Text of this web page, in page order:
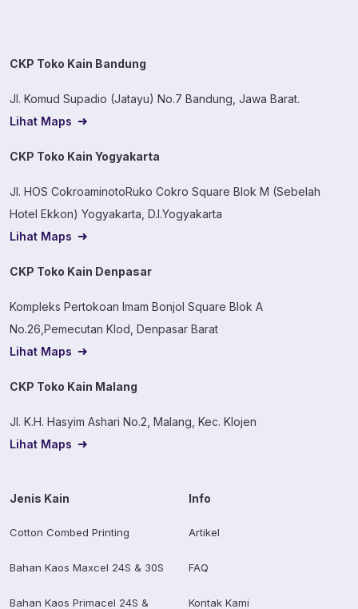
CKP Toko Kain Bandung
Jl. Komud Supadio (Jatayu) No.7 Bandung, Jawa Barat.
Lihat Maps
CKP Toko Kain Yogyakarta
Jl. HOS CokroaminotoRuko Cokro Square Blok M (Sebelah
Hotel Ekkon) Yogyakarta, D.I.Yogyakarta
Lihat Maps
CKP Toko Kain Denpasar
Kompleks Pertokoan Imam Bonjol Square Blok A
No.26,Pemecutan Klod, Denpasar Barat
Lihat Maps
CKP Toko Kain Malang
Jl. K.H. Hasyim Ashari No.2, Malang, Kec. Klojen
Lihat Maps
Jenis Kain
Cotton Combed Printing
Bahan Kaos Maxcel 24S & 30S
Bahan Kaos Primacel 24S &
Info
Artikel
FAQ
Kontak Kami